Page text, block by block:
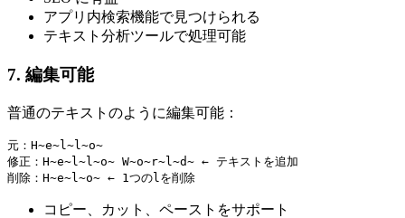
アプリ内検索機能で見つけられる
テキスト分析ツールで処理可能
7. 編集可能
普通のテキストのように編集可能：
元：H̴e̴l̴l̴o̴
修正：H̴e̴l̴l̴o̴ W̴o̴r̴l̴d̴ ← テキストを追加
コピー、カット、ペーストをサポート